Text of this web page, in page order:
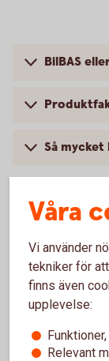
BilBAS
Så
Vanliga
Volvo
Trafik, hel
Våra
Vi använder
tekniker för
finns även
upplevelse:
Relevant